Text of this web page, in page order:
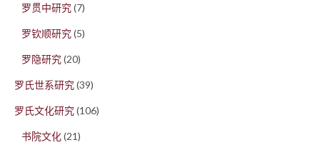
罗贯中研究(7)
罗钦顺研究(5)
罗隐研究(20)
罗氏世系研究(39)
罗氏文化研究(106)
书院文化(21)